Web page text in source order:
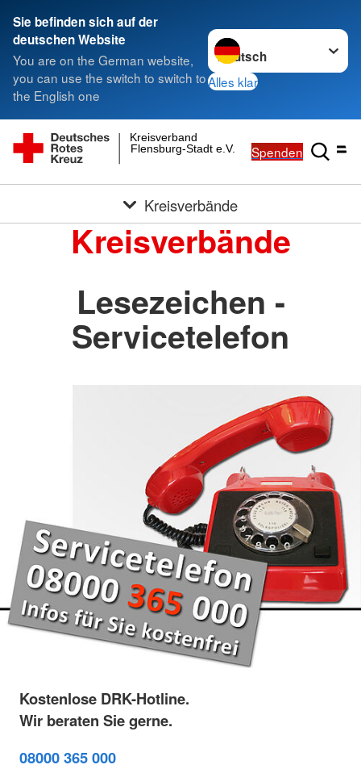
Sie befinden sich auf der
deutschen Website
You are on the German website,
you can use the switch to switch to
the English one
Sprache wechseln zu
Alles klar
Flensburg-Stadt e.V.
Kreisverband
Spenden
Kreisverbände
Kreisverbände
Lesezeichen -
Servicetelefon
Kostenlose DRK-Hotline.
Wir beraten Sie gerne.
08000 365 000